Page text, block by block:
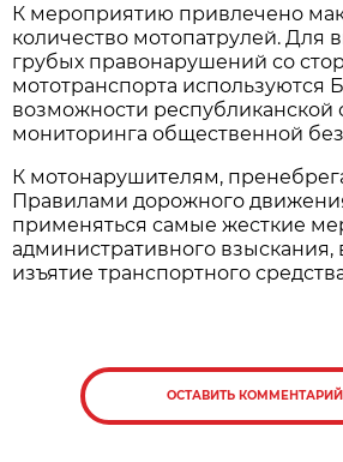
К мероприятию привлечено
количество мотопатрулей. Для
грубых правонарушений со
мототранспорта используются
возможности республиканской
мониторинга общественной
К мотонарушителям,
Правилами дорожного
применяться самые жесткие
административного взыскания,
изъятие транспортного
ОСТАВИТЬ КОММЕНТАРИЙ